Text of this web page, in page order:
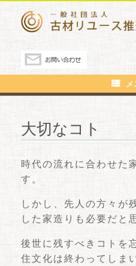
メ
大切なコト
時代の流れに合わせた
す。
しかし、先人の方々が
した家造りも必要だと
後世に残すべきコトを
住文化は終わってしま